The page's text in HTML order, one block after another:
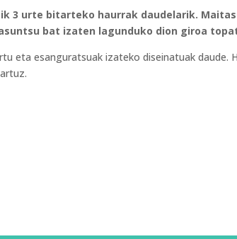
3 urte bitarteko haurrak daudelarik.
bat izaten lagunduko dion giroa
eta esanguratsuak izateko diseinatuak daude.